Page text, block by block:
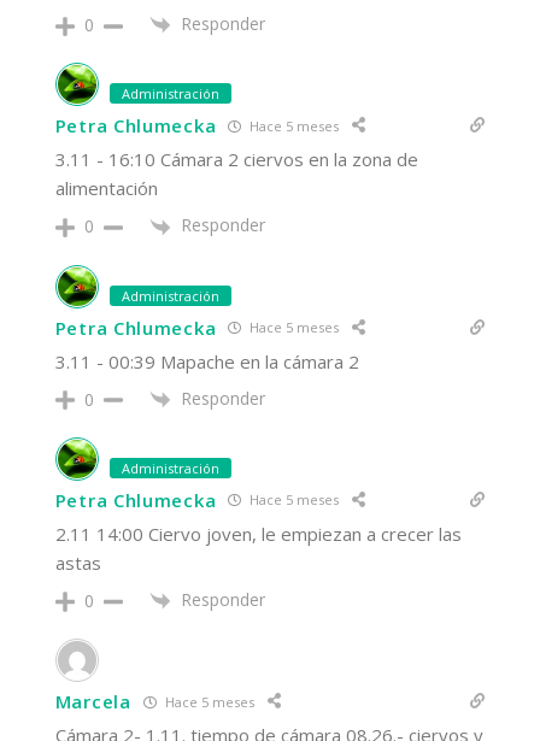
0 Responder
Administración
Petra Chlumecka Hace 5 meses
3.11 - 16:10 Cámara 2 ciervos en la zona de
alimentación
0 Responder
Administración
Petra Chlumecka Hace 5 meses
3.11 - 00:39 Mapache en la cámara 2
0 Responder
Administración
Petra Chlumecka Hace 5 meses
2.11 14:00 Ciervo joven, le empiezan a crecer las
astas
0 Responder
Marcela Hace 5 meses
Cámara 2- 1.11. tiempo de cámara 08.26.- ciervos y